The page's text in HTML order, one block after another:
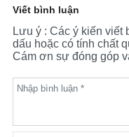
Viết bình luận
Lưu ý : Các ý kiến viết
dấu hoặc có tính chất
Cám ơn sự đóng góp